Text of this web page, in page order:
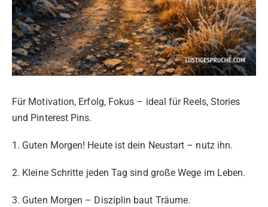
Für Motivation, Erfolg, Fokus – ideal für Reels, Stories
und Pinterest Pins.
1. Guten Morgen! Heute ist dein Neustart – nutz ihn.
2. Kleine Schritte jeden Tag sind große Wege im Leben.
3. Guten Morgen – Disziplin baut Träume.